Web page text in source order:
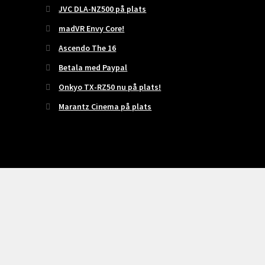
JVC DLA-NZ500 på plats
madVR Envy Core!
Ascendo The 16
Betala med Paypal
Onkyo TX-RZ50 nu på plats!
Marantz Cinema på plats